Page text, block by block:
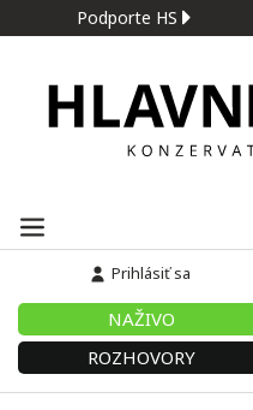
Podporte HS
Prihlásiť sa
NAŽIVO
ROZHOVORY